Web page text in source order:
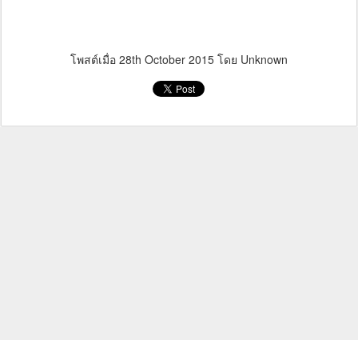
โพสต์เมื่อ 28th October 2015 โดย Unknown